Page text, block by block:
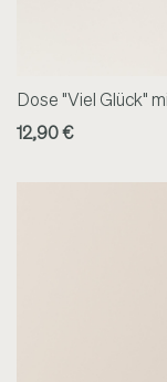
Dose "Viel Glück"
12,90 €